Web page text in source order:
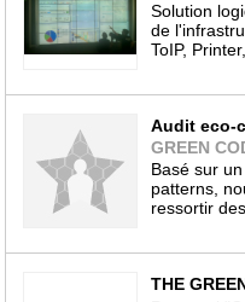
Solution
de
ToIP,
Audit eco-
GREEN
Basé sur
patterns,
ressortir
THE